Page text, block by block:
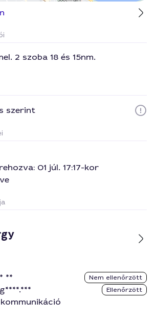
2 szoba 18 és 15nm.
szerint
01 júl. 17:17-kor
** Nem ellenőrzött
Ellenőrzött